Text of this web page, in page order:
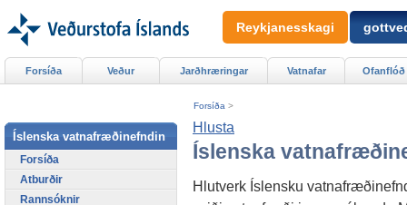
Hlusta
Íslenska
Hlutverk Íslensku
Forsíða >
Íslenska vatnafræðinefndin
Forsíða
Atburðir
Rannsóknir
Forsíða Veður Jarðhræringar Vatnafar Ofanflóð
Reykjanesskagi